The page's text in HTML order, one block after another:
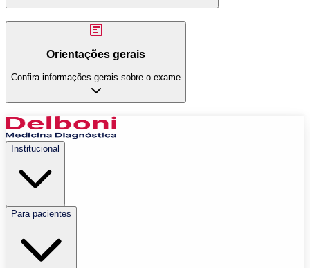
Orientações gerais
Confira informações gerais sobre o exame
Institucional
Para pacientes